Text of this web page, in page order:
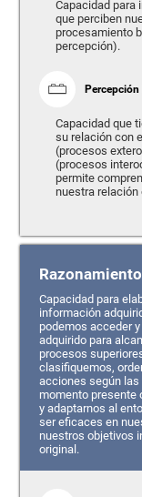
Capacidad para
que perciben
procesamiento
percepción).
Percepción
Capacidad que
su relación con
(procesos
(procesos
permite
nuestra relación
Razonamiento
Capacidad para
información
podemos acceder
adquirido para
procesos
clasifiquemos,
acciones según las
momento presente
y adaptarnos al
ser eficaces en
nuestros objetivos
original.